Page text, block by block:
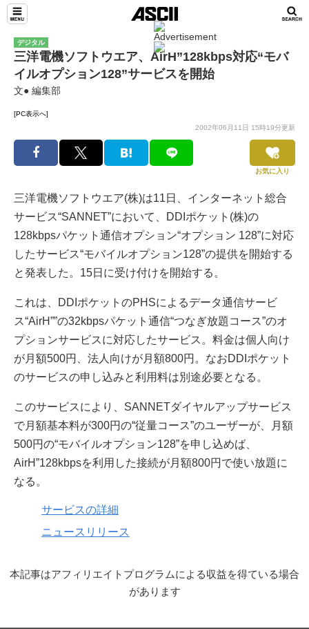
デジタル
三洋電機ソフトウエア、AirH”128kbps対応“モバ
イルオプション128”サービスを開始
文● 編集部
[PC表示へ]
2002年06月11日 15時19分更新
お気に入り
三洋電機ソフトウエア(株)は11日、インターネット総合
サービス“SANNET”において、DDIポケット(株)の
128kbpsパケット通信オプション“オプション 128”に対応
したサービス“モバイルオプション128”の提供を開始する
と発表した。15日に受け付けを開始する。
これは、DDIポケットのPHSによるデータ通信サービ
ス“AirH””の32kbpsパケット通信“つなぎ放題コース”のオ
プションサービスに対応したサービス。料金は個人向け
が月額500円、法人向けが月額800円。なおDDIポケット
のサービスの申し込みと利用料は別途必要となる。
このサービスにより、SANNETダイヤルアップサービス
で月額基本料が300円の“従量コース”のユーザーが、月額
500円の“モバイルオプション128”を申し込めば、
AirH”128kbpsを利用した接続が月額800円で使い放題に
なる。
サービスの詳細
ニュースリリース
本記事はアフィリエイトプログラムによる収益を得ている場合
があります